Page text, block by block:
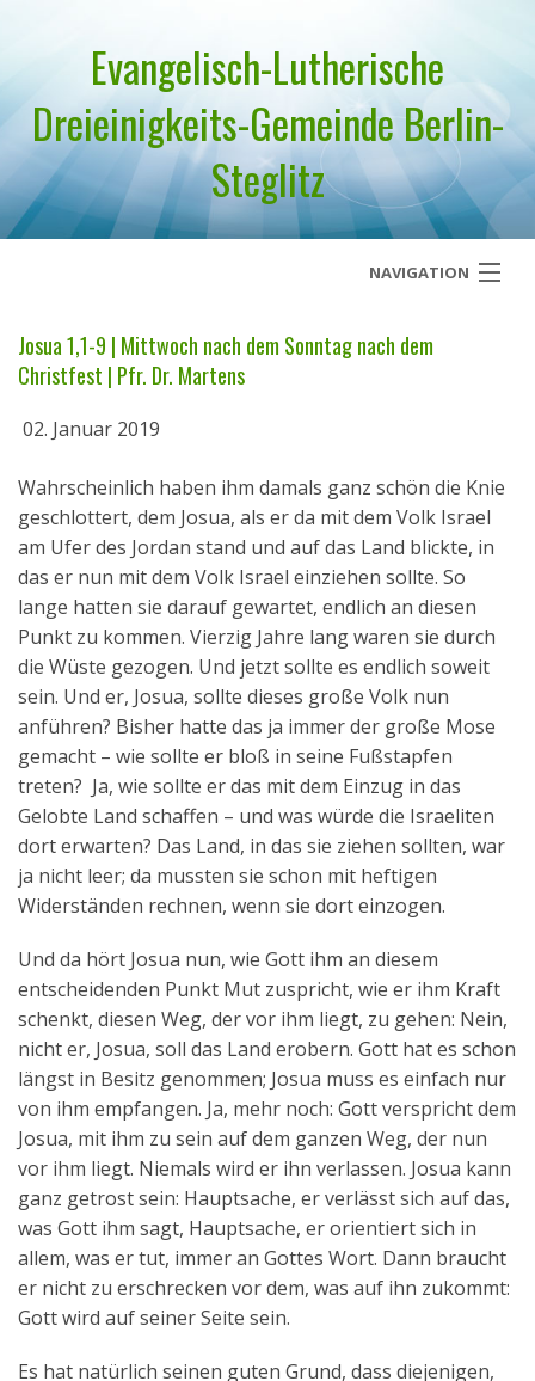
Evangelisch-Lutherische
Dreieinigkeits-Gemeinde Berlin-
Steglitz
NAVIGATION
Über uns
Geistliches Wort
Termine
Aktuelles
Kontakt
English
Josua 1,1-9 | Mittwoch nach dem Sonntag nach dem
Christfest | Pfr. Dr. Martens
02. Januar 2019
Wahrscheinlich haben ihm damals ganz schön die Knie
geschlottert, dem Josua, als er da mit dem Volk Israel
am Ufer des Jordan stand und auf das Land blickte, in
das er nun mit dem Volk Israel einziehen sollte. So
lange hatten sie darauf gewartet, endlich an diesen
Punkt zu kommen. Vierzig Jahre lang waren sie durch
die Wüste gezogen. Und jetzt sollte es endlich soweit
sein. Und er, Josua, sollte dieses große Volk nun
anführen? Bisher hatte das ja immer der große Mose
gemacht – wie sollte er bloß in seine Fußstapfen
treten? Ja, wie sollte er das mit dem Einzug in das
Gelobte Land schaffen – und was würde die Israeliten
dort erwarten? Das Land, in das sie ziehen sollten, war
ja nicht leer; da mussten sie schon mit heftigen
Widerständen rechnen, wenn sie dort einzogen.
Und da hört Josua nun, wie Gott ihm an diesem
entscheidenden Punkt Mut zuspricht, wie er ihm Kraft
schenkt, diesen Weg, der vor ihm liegt, zu gehen: Nein,
nicht er, Josua, soll das Land erobern. Gott hat es schon
längst in Besitz genommen; Josua muss es einfach nur
von ihm empfangen. Ja, mehr noch: Gott verspricht dem
Josua, mit ihm zu sein auf dem ganzen Weg, der nun
vor ihm liegt. Niemals wird er ihn verlassen. Josua kann
ganz getrost sein: Hauptsache, er verlässt sich auf das,
was Gott ihm sagt, Hauptsache, er orientiert sich in
allem, was er tut, immer an Gottes Wort. Dann braucht
er nicht zu erschrecken vor dem, was auf ihn zukommt:
Gott wird auf seiner Seite sein.
Es hat natürlich seinen guten Grund, dass diejenigen,